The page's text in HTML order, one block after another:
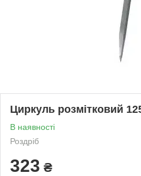
Циркуль розмітковий
В наявності
Роздріб
323 ₴